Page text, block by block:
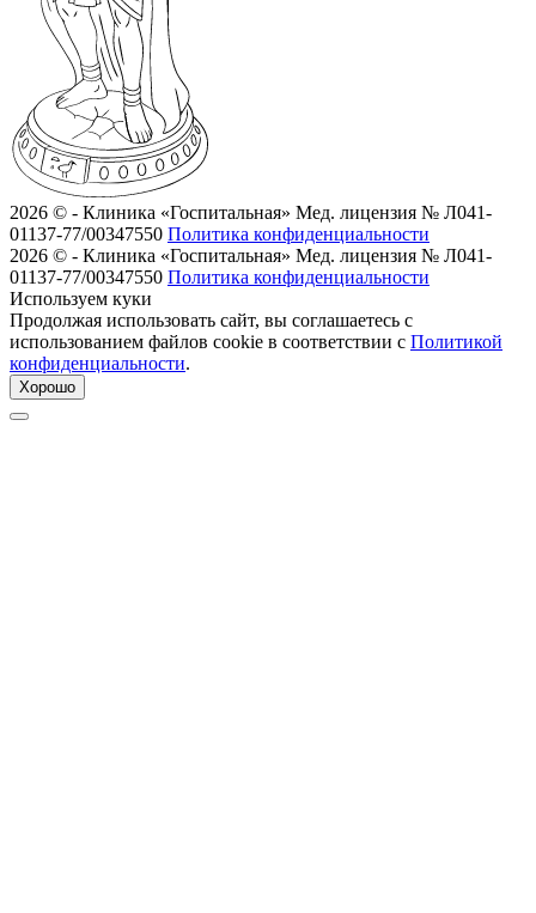
2026 © - Клиника «Госпитальная» Мед. лицензия № Л041-
01137-77/00347550 Политика конфиденциальности
2026 © - Клиника «Госпитальная» Мед. лицензия № Л041-
01137-77/00347550 Политика конфиденциальности
Используем куки
Продолжая использовать сайт, вы соглашаетесь с
использованием файлов cookie в соответствии с Политикой
конфиденциальности.
Хорошо